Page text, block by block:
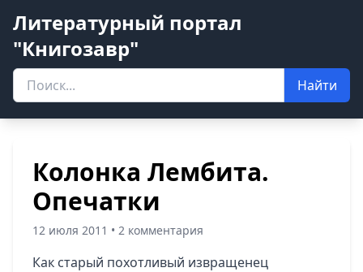
Литературный портал
"Книгозавр"
Найти
Колонка Лембита.
Опечатки
12 июля 2011 • 2 комментария
Как старый похотливый извращенец